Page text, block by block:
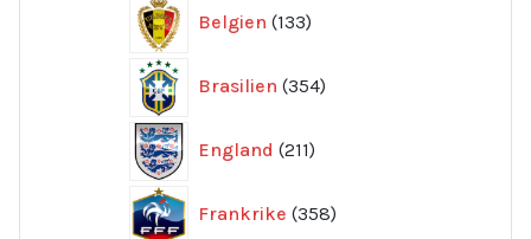
Belgien 133
produkter
Brasilien 354
produkter
England 211
produkter
Frankrike 358
produkter